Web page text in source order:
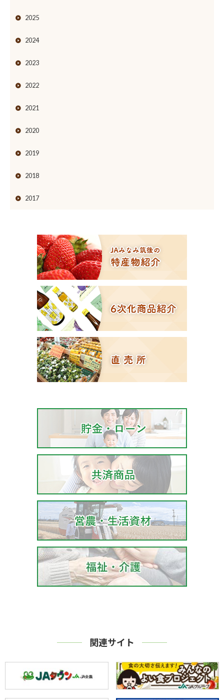
2025
2024
2023
2022
2021
2020
2019
2018
2017
関連サイト